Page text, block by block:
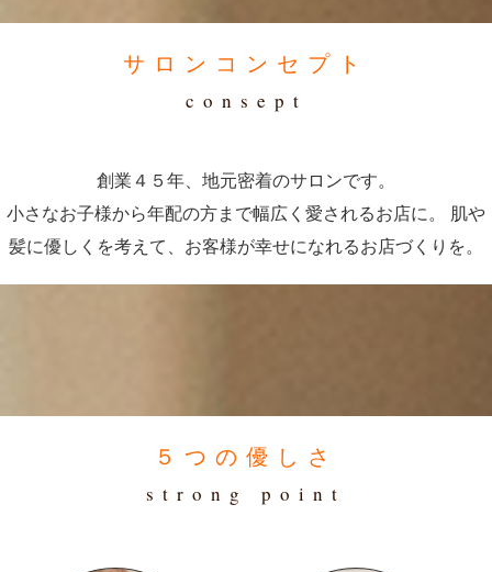
サロンコンセプト
consept
創業４５年、地元密着のサロンです。
小さなお子様から年配の方まで幅広く愛されるお店に。 肌や
髪に優しくを考えて、お客様が幸せになれるお店づくりを。
５つの優しさ
strong point